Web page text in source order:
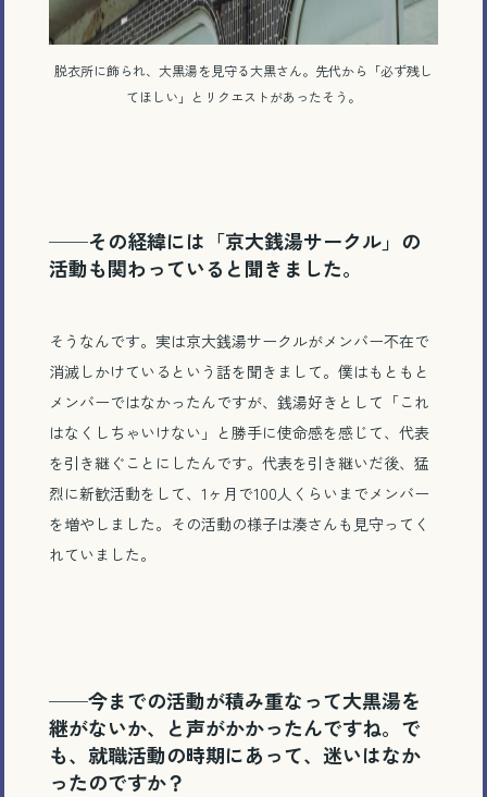
脱衣所に飾られ、大黒湯を見守る大黒さん。先代から「必ず残し
てほしい」とリクエストがあったそう。
──その経緯には「京大銭湯サークル」の
活動も関わっていると聞きました。
そうなんです。実は京大銭湯サークルがメンバー不在で
消滅しかけているという話を聞きまして。僕はもともと
メンバーではなかったんですが、銭湯好きとして「これ
はなくしちゃいけない」と勝手に使命感を感じて、代表
を引き継ぐことにしたんです。代表を引き継いだ後、猛
烈に新歓活動をして、1ヶ月で100人くらいまでメンバー
を増やしました。その活動の様子は湊さんも見守ってく
れていました。
──今までの活動が積み重なって大黒湯を
継がないか、と声がかかったんですね。で
も、就職活動の時期にあって、迷いはなか
ったのですか？